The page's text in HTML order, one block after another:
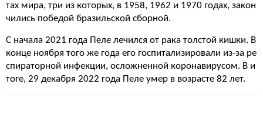
тах мира, три из которых, в 1958, 1962 и 1970 годах, закон
чились победой бразильской сборной.
С начала 2021 года Пеле лечился от рака толстой кишки. В
конце ноября того же года его госпитализировали из-за ре
спираторной инфекции, осложненной коронавирусом. В и
тоге, 29 декабря 2022 года Пеле умер в возрасте 82 лет.